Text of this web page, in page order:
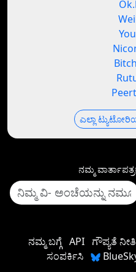
ಎಲ್ಲಾ
ನಮ್ಮ
ನಮ್ಮ ಬಗ್ಗೆ API ಗೌಪ್ಯತೆ ನೀತಿ
ಸಂಪರ್ಕಿಸಿ